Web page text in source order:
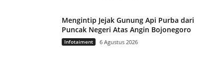
Mengintip Jejak Gunung Api Purba dari
Puncak Negeri Atas Angin Bojonegoro
Infotaiment 6 Agustus 2026